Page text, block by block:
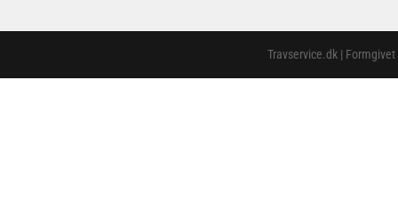
Travservice.dk |